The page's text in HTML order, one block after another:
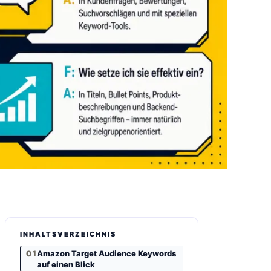
INHALTSVERZEICHNIS
Amazon Target Audience Keywords
auf einen Blick